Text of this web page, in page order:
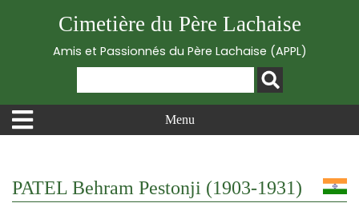
Cimetière du Père Lachaise
Amis et Passionnés du Père Lachaise (APPL)
Menu
PATEL Behram Pestonji (1903-1931)